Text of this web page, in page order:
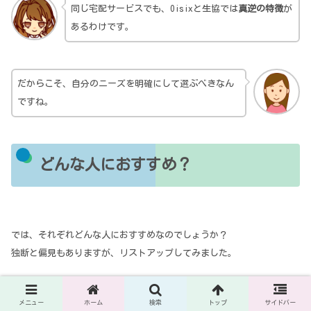
同じ宅配サービスでも、Oisixと生協では真逆の特徴が
あるわけです。
だからこそ、自分のニーズを明確にして選ぶべきなん
ですね。
どんな人におすすめ？
では、それぞれどんな人におすすめなのでしょうか？
独断と偏見もありますが、リストアップしてみました。
Oisix(オイシックス)がおすすめ
メニュー ホーム 検索 トップ サイドバー